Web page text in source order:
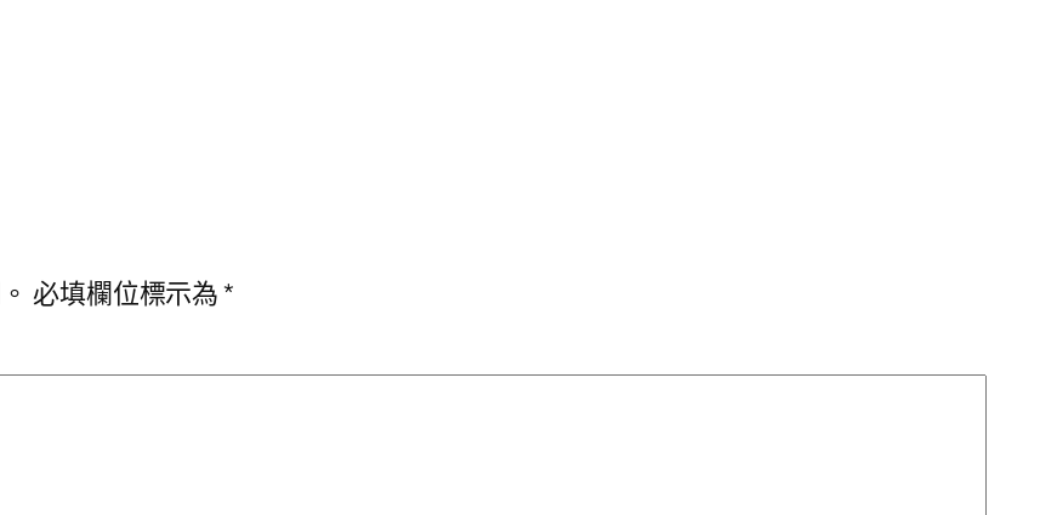
必填欄位標示為*